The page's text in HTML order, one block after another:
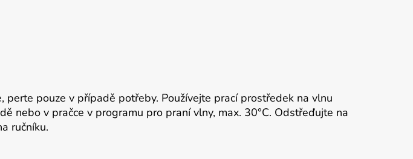
pouze v případě potřeby. Používejte prací prostředek na vlnu
nebo v pračce v programu pro praní vlny, max. 30°C. Odstřeďujte na
ručníku.